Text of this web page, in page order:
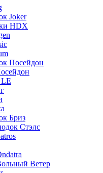
Joker
HDX
Посейдон
Бриз
Стэлс
Ветер